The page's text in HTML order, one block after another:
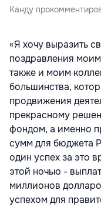
Канду
«Я хочу выразить
поздравления
также и моим
большинства,
продвижения
прекрасному
фондом, а именно
сумм для бюджета
один успех за это
этой ночью -
миллионов
успехом для